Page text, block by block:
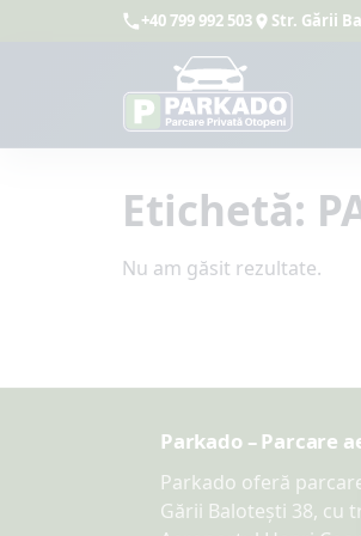
+40 799 992 503 Str. Gării
Etichetă:
Nu am găsit rezultate.
Parkado – Parcare
Parkado oferă
Gării Balotești 38, cu